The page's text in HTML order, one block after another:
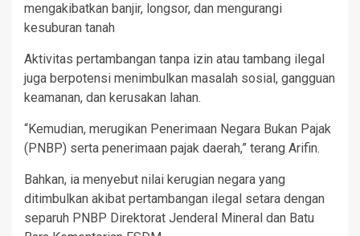
mengakibatkan banjir, longsor, dan mengurangi
kesuburan tanah
Aktivitas pertambangan tanpa izin atau tambang ilegal
juga berpotensi menimbulkan masalah sosial, gangguan
keamanan, dan kerusakan lahan.
“Kemudian, merugikan Penerimaan Negara Bukan Pajak
(PNBP) serta penerimaan pajak daerah,” terang Arifin.
Bahkan, ia menyebut nilai kerugian negara yang
ditimbulkan akibat pertambangan ilegal setara dengan
separuh PNBP Direktorat Jenderal Mineral dan Batu